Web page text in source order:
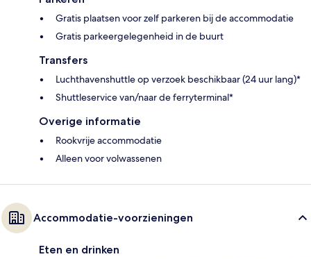
Gratis plaatsen voor zelf parkeren bij de accommodatie
Gratis parkeergelegenheid in de buurt
Transfers
Luchthavenshuttle op verzoek beschikbaar (24 uur lang)*
Shuttleservice van/naar de ferryterminal*
Overige informatie
Rookvrije accommodatie
Alleen voor volwassenen
Accommodatie-voorzieningen
Eten en drinken